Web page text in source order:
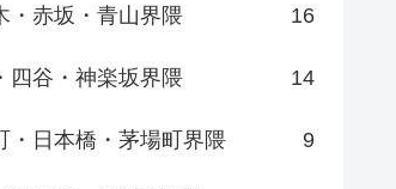
・赤坂・青山界隈 16
四谷・神楽坂界隈 14
・日本橋・茅場町界隈 9